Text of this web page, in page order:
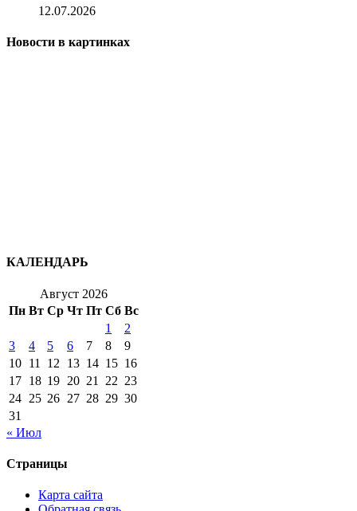
12.07.2026
Новости в картинках
КАЛЕНДАРЬ
Август 2026
Пн Вт Ср Чт Пт Сб Вс
1
2
3
4 5 6 7 8
9
10 11 12 13 14 15 16
17 18 19 20 21 22 23
24 25 26 27 28 29 30
31
« Июл
Страницы
Карта сайта